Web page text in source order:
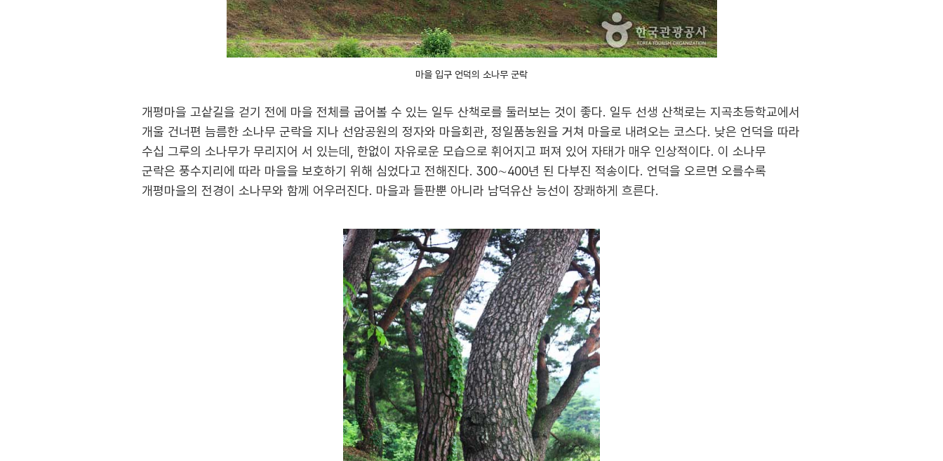
마을 입구 언덕의 소나무 군락
개평마을 고샅길을 걷기 전에 마을 전체를 굽어볼 수 있는 일두 산책로를 둘러보는 것이 좋다. 일두 선생 산책로는 지곡초등학교에서
개울 건너편 늠름한 소나무 군락을 지나 선암공원의 정자와 마을회관, 정일품농원을 거쳐 마을로 내려오는 코스다. 낮은 언덕을 따라
수십 그루의 소나무가 무리지어 서 있는데, 한없이 자유로운 모습으로 휘어지고 퍼져 있어 자태가 매우 인상적이다. 이 소나무
군락은 풍수지리에 따라 마을을 보호하기 위해 심었다고 전해진다. 300∼400년 된 다부진 적송이다. 언덕을 오르면 오를수록
개평마을의 전경이 소나무와 함께 어우러진다. 마을과 들판뿐 아니라 남덕유산 능선이 장쾌하게 흐른다.